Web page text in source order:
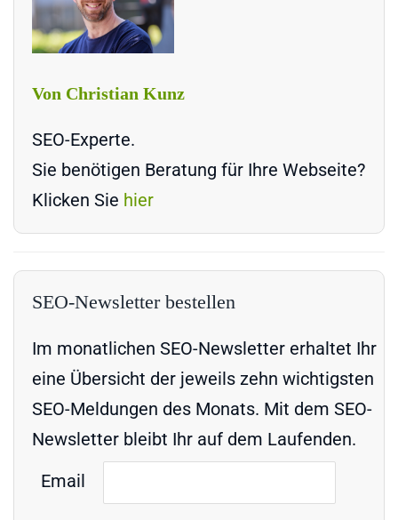
Von Christian Kunz
SEO-Experte.
Sie benötigen Beratung für Ihre Webseite?
Klicken Sie hier
SEO-Newsletter bestellen
Im monatlichen SEO-Newsletter erhaltet Ihr
eine Übersicht der jeweils zehn wichtigsten
SEO-Meldungen des Monats. Mit dem SEO-
Newsletter bleibt Ihr auf dem Laufenden.
Email